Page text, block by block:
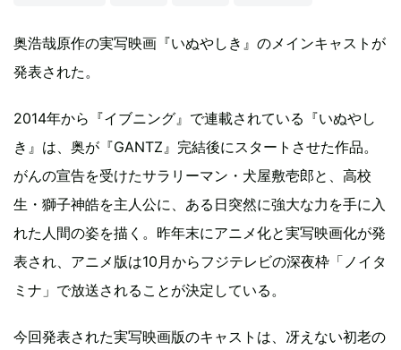
奥浩哉原作の実写映画『いぬやしき』のメインキャストが
発表された。
2014年から『イブニング』で連載されている『いぬやし
き』は、奥が『GANTZ』完結後にスタートさせた作品。
がんの宣告を受けたサラリーマン・犬屋敷壱郎と、高校
生・獅子神皓を主人公に、ある日突然に強大な力を手に入
れた人間の姿を描く。昨年末にアニメ化と実写映画化が発
表され、アニメ版は10月からフジテレビの深夜枠「ノイタ
ミナ」で放送されることが決定している。
今回発表された実写映画版のキャストは、冴えない初老の